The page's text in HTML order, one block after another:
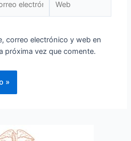
correo electrónico y web en
próxima vez que comente.